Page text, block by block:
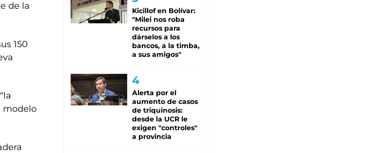
de la
150
modelo
Kicillof en Bolívar:
"Milei nos roba
recursos para
dárselos a los
bancos, a la timba,
a sus amigos"
Alerta por el
aumento de casos
de triquinosis:
desde la UCR le
exigen "controles"
a provincia